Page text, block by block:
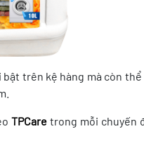
trên kệ hàng mà còn thể
TPCare trong mỗi chuyến